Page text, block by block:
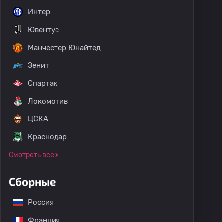
Интер
Ювентус
Манчестер Юнайтед
Зенит
Спартак
Локомотив
ЦСКА
Краснодар
Смотреть все
Сборные
Россия
Франция